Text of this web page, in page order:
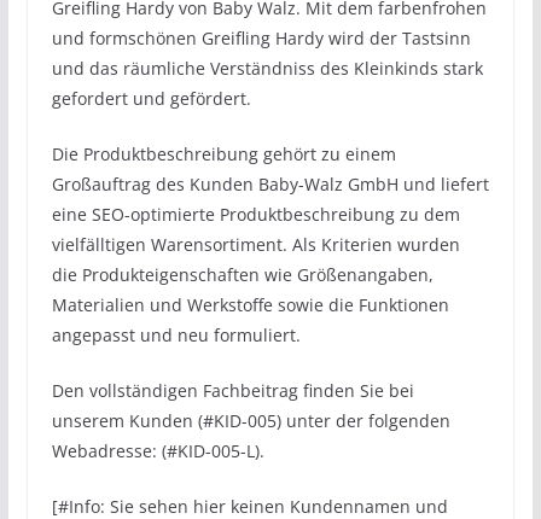
Greifling Hardy von Baby Walz. Mit dem farbenfrohen
und formschönen Greifling Hardy wird der Tastsinn
und das räumliche Verständniss des Kleinkinds stark
gefordert und gefördert.
Die Produktbeschreibung gehört zu einem
Großauftrag des Kunden Baby-Walz GmbH und liefert
eine SEO-optimierte Produktbeschreibung zu dem
vielfälltigen Warensortiment. Als Kriterien wurden
die Produkteigenschaften wie Größenangaben,
Materialien und Werkstoffe sowie die Funktionen
angepasst und neu formuliert.
Den vollständigen Fachbeitrag finden Sie bei
unserem Kunden (#KID-005) unter der folgenden
Webadresse: (#KID-005-L).
[#Info: Sie sehen hier keinen Kundennamen und